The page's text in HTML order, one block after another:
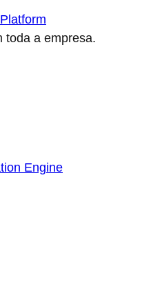
toda a empresa.
Engine